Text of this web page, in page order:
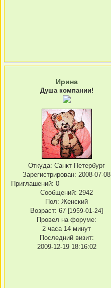
Ирина
Душа компании!
Откуда: Санкт Петербург
Зарегистрирован: 2008-07-08
Приглашений: 0
Сообщений: 2942
Пол: Женский
Возраст: 67 [1959-01-24]
Провел на форуме:
2 часа 14 минут
Последний визит:
2009-12-19 18:16:02